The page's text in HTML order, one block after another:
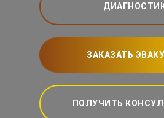
ЗАКАЗАТЬ
ПОЛУЧИТЬ